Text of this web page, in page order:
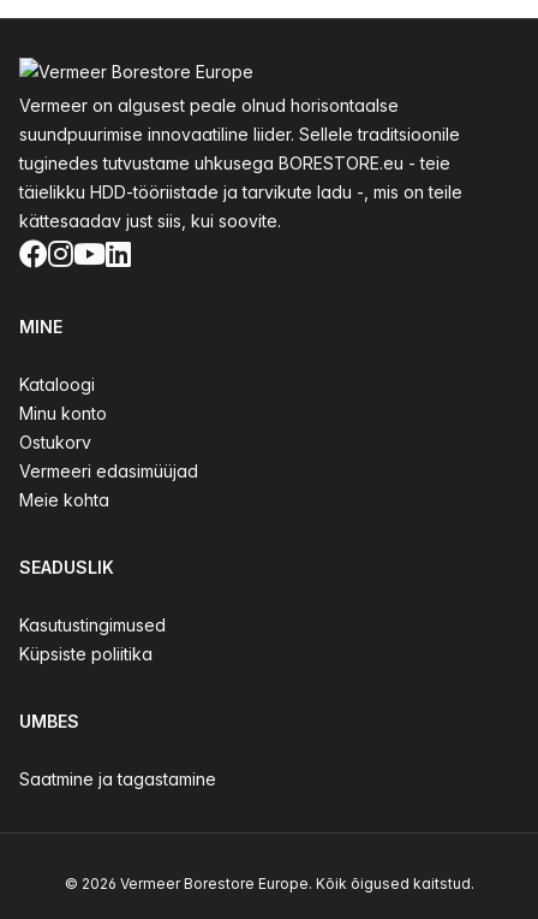
Vermeer on algusest peale olnud horisontaalse
suundpuurimise innovaatiline liider. Sellele traditsioonile
tuginedes tutvustame uhkusega BORESTORE.eu - teie
täielikku HDD-tööriistade ja tarvikute ladu -, mis on teile
kättesaadav just siis, kui soovite.
Facebook
Instagram
YouTube
LinkedIn
MINE
Kataloogi
Minu konto
Ostukorv
Vermeeri edasimüüjad
Meie kohta
SEADUSLIK
Kasutustingimused
Küpsiste poliitika
UMBES
Saatmine ja tagastamine
© 2026 Vermeer Borestore Europe. Kõik õigused kaitstud.